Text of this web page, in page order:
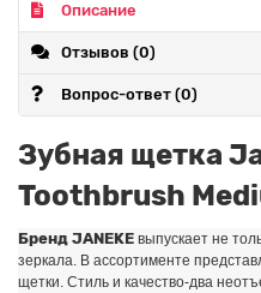
Описание
Отзывов (0)
Вопрос-ответ (0)
Зубная щетка
Toothbrush
Бренд JANEKE выпускает не
зеркала. В ассортименте
щетки. Стиль и качество-два